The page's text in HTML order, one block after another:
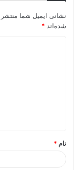
نشانی ایمیل شما
شده‌اند *
*
نام *